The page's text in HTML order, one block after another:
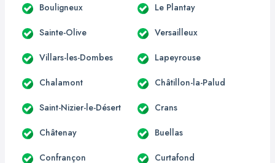
Bouligneux Le Plantay
Sainte-Olive Versailleux
Villars-les-Dombes Lapeyrouse
Chalamont Châtillon-la-Palud
Saint-Nizier-le-Désert Crans
Châtenay Buellas
Confrançon Curtafond